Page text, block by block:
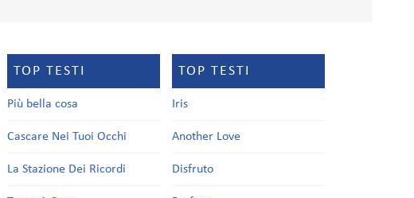
TOP TESTI
Più bella cosa
Cascare Nei Tuoi Occhi
La Stazione Dei Ricordi
TOP TESTI
Iris
Another Love
Disfruto